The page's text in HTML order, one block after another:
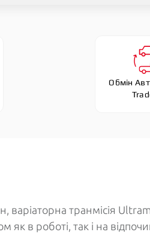
Обмін
варіаторна транмісія
як в роботі, так і на